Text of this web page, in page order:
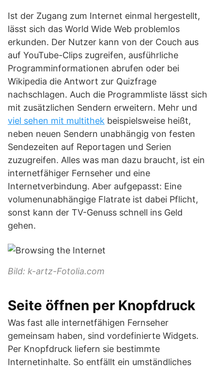
Ist der Zugang zum Internet einmal hergestellt,
lässt sich das World Wide Web problemlos
erkunden. Der Nutzer kann von der Couch aus
auf YouTube-Clips zugreifen, ausführliche
Programminformationen abrufen oder bei
Wikipedia die Antwort zur Quizfrage
nachschlagen. Auch die Programmliste lässt sich
mit zusätzlichen Sendern erweitern. Mehr und
viel sehen mit multithek beispielsweise heißt,
neben neuen Sendern unabhängig von festen
Sendezeiten auf Reportagen und Serien
zuzugreifen. Alles was man dazu braucht, ist ein
internetfähiger Fernseher und eine
Internetverbindung. Aber aufgepasst: Eine
volumenunabhängige Flatrate ist dabei Pflicht,
sonst kann der TV-Genuss schnell ins Geld
gehen.
Bild: k-artz-Fotolia.com
Seite öffnen per Knopfdruck
Was fast alle internetfähigen Fernseher
gemeinsam haben, sind vordefinierte Widgets.
Per Knopfdruck liefern sie bestimmte
Internetinhalte. So entfällt ein umständliches